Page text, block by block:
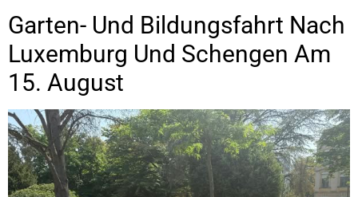
Garten- Und Bildungsfahrt Nach
Luxemburg Und Schengen Am
15. August